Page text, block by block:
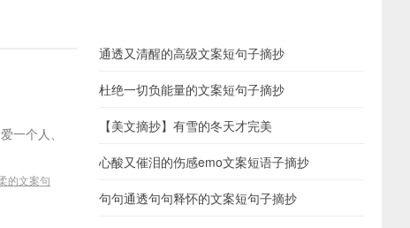
一个人、
的文案句
通透又清醒的高级文案短句子摘抄
杜绝一切负能量的文案短句子摘抄
【美文摘抄】有雪的冬天才完美
心酸又催泪的伤感emo文案短语子摘抄
句句通透句句释怀的文案短句子摘抄